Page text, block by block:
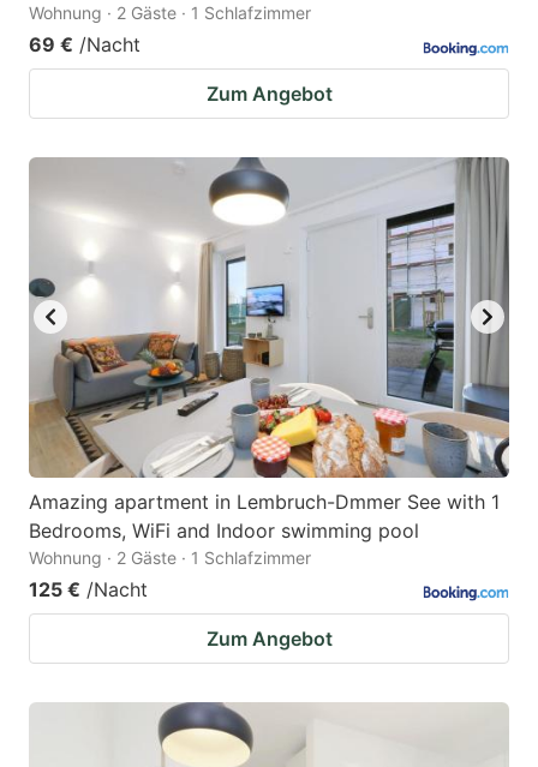
Wohnung · 2 Gäste · 1 Schlafzimmer
69 € /Nacht
Zum Angebot
Amazing apartment in Lembruch-Dmmer See with 1
Bedrooms, WiFi and Indoor swimming pool
Wohnung · 2 Gäste · 1 Schlafzimmer
125 € /Nacht
Zum Angebot